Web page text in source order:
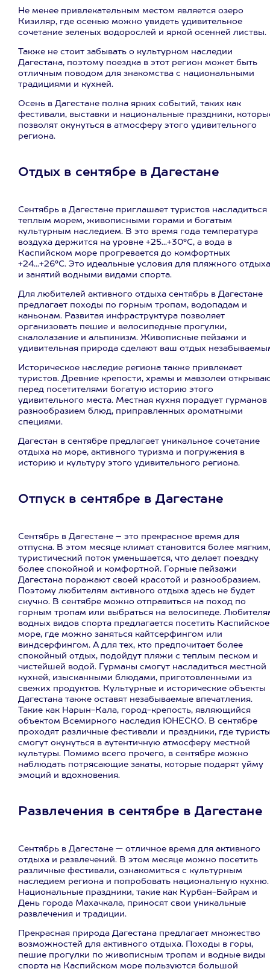
Не менее привлекательным местом является озеро
Кизиляр, где осенью можно увидеть удивительное
сочетание зеленых водорослей и яркой осенней листвы.
Также не стоит забывать о культурном наследии
Дагестана, поэтому поездка в этот регион может быть
отличным поводом для знакомства с национальными
традициями и кухней.
Осень в Дагестане полна ярких событий, таких как
фестивали, выставки и национальные праздники,
позволят окунуться в атмосферу этого удивительного
региона.
Отдых в сентябре в Дагестане
Сентябрь в Дагестане приглашает туристов насладиться
теплым морем, живописными горами и богатым
культурным наследием. В это время года температура
воздуха держится на уровне +25...+30°C, а вода в
Каспийском море прогревается до комфортных
+24...+26°C. Это идеальные условия для пляжного отдыха
и занятий водными видами спорта.
Для любителей активного отдыха сентябрь в Дагестане
предлагает походы по горным тропам, водопадам и
каньонам. Развитая инфраструктура позволяет
организовать пешие и велосипедные прогулки,
скалолазание и альпинизм. Живописные пейзажи и
удивительная природа сделают ваш отдых
Историческое наследие региона также привлекает
туристов. Древние крепости, храмы и мавзолеи
перед посетителями богатую историю этого
удивительного места. Местная кухня порадует гурманов
разнообразием блюд, приправленных ароматными
специями.
Дагестан в сентябре предлагает уникальное сочетание
отдыха на море, активного туризма и погружения в
историю и культуру этого удивительного региона.
Отпуск в сентябре в Дагестане
Сентябрь в Дагестане – это прекрасное время для
отпуска. В этом месяце климат становится более мягким,
туристический поток уменьшается, что делает поездку
более спокойной и комфортной. Горные пейзажи
Дагестана поражают своей красотой и разнообразием.
Поэтому любителям активного отдыха здесь не будет
скучно. В сентябре можно отправиться на поход по
горным тропам или выбраться на велосипеде.
водных видов спорта предлагается посетить Каспийское
море, где можно заняться кайтсерфингом или
виндсерфингом. А для тех, кто предпочитает более
спокойный отдых, подойдут пляжи с теплым песком и
чистейшей водой. Гурманы смогут насладиться местной
кухней, изысканными блюдами, приготовленными из
свежих продуктов. Культурные и исторические объекты
Дагестана также оставят незабываемые впечатления.
Такие как Нарын-Кала, город-крепость, являющийся
объектом Всемирного наследия ЮНЕСКО. В сентябре
проходят различные фестивали и праздники, где
смогут окунуться в аутентичную атмосферу местной
культуры. Помимо всего прочего, в сентябре можно
наблюдать потрясающие закаты, которые подарят уйму
эмоций и вдохновения.
Развлечения в сентябре в Дагестане
Сентябрь в Дагестане — отличное время для активного
отдыха и развлечений. В этом месяце можно посетить
различные фестивали, ознакомиться с культурным
наследием региона и попробовать национальную кухню.
Национальные праздники, такие как Курбан-Байрам и
День города Махачкала, приносят свои уникальные
развлечения и традиции.
Прекрасная природа Дагестана предлагает множество
возможностей для активного отдыха. Походы в горы,
пешие прогулки по живописным тропам и водные виды
спорта на Каспийском море пользуются большой